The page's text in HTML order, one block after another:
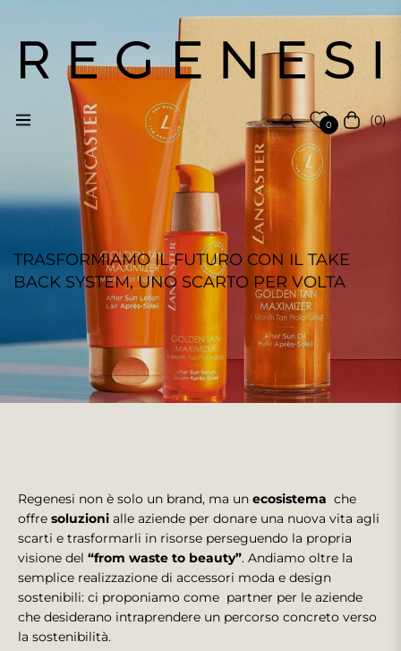
Navigation 0 Carrello
(0)
TRASFORMIAMO IL FUTURO CON IL TAKE
BACK SYSTEM, UNO SCARTO PER VOLTA
REGENESI STAFF
Regenesi non è solo un brand, ma un ecosistema che
offre soluzioni alle aziende per donare una nuova vita agli
scarti e trasformarli in risorse perseguendo la propria
visione del “from waste to beauty”. Andiamo oltre la
semplice realizzazione di accessori moda e design
sostenibili: ci proponiamo come partner per le aziende
che desiderano intraprendere un percorso concreto verso
la sostenibilità.